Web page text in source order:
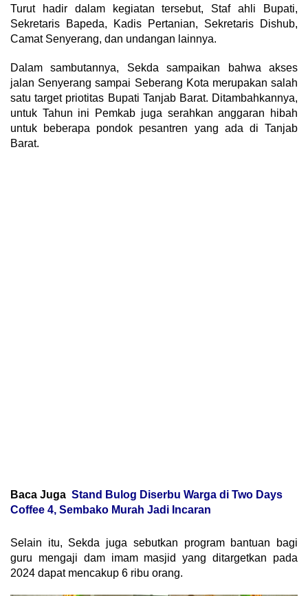
Turut hadir dalam kegiatan tersebut, Staf ahli Bupati,
Sekretaris Bapeda, Kadis Pertanian, Sekretaris Dishub,
Camat Senyerang, dan undangan lainnya.
Dalam sambutannya, Sekda sampaikan bahwa akses
jalan Senyerang sampai Seberang Kota merupakan salah
satu target priotitas Bupati Tanjab Barat. Ditambahkannya,
untuk Tahun ini Pemkab juga serahkan anggaran hibah
untuk beberapa pondok pesantren yang ada di Tanjab
Barat.
Baca Juga Stand Bulog Diserbu Warga di Two Days
Coffee 4, Sembako Murah Jadi Incaran
Selain itu, Sekda juga sebutkan program bantuan bagi
guru mengaji dam imam masjid yang ditargetkan pada
2024 dapat mencakup 6 ribu orang.